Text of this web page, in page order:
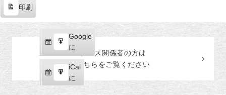
の
カ
テ
ゴ
印刷
示
Google
で
購
読
iCal
で
購
読
Google
に
エ
ク
ス
ポ
iCal
に
エ
ク
プレス関係者の方は
こちらをご覧ください